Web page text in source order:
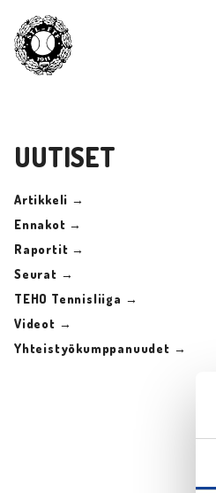
UUTISET
Artikkeli →
Ennakot →
Raportit →
Seurat →
TEHO Tennisliiga →
Videot →
Yhteistyökumppanuudet →